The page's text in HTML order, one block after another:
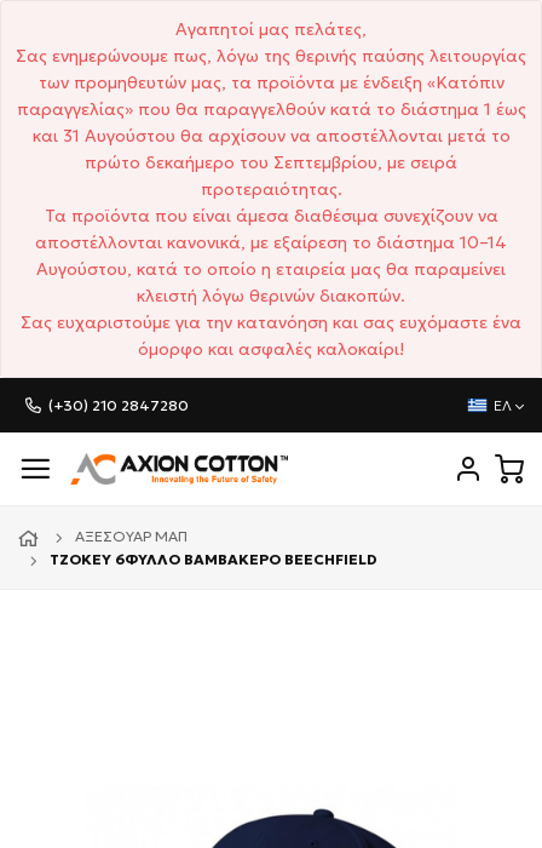
Αγαπητοί μας πελάτες,
Σας ενημερώνουμε πως, λόγω της θερινής παύσης λειτουργίας
των προμηθευτών μας, τα προϊόντα με ένδειξη «Κατόπιν
παραγγελίας» που θα παραγγελθούν κατά το διάστημα 1 έως
και 31 Αυγούστου θα αρχίσουν να αποστέλλονται μετά το
πρώτο δεκαήμερο του Σεπτεμβρίου, με σειρά
προτεραιότητας.
Τα προϊόντα που είναι άμεσα διαθέσιμα συνεχίζουν να
αποστέλλονται κανονικά, με εξαίρεση το διάστημα 10–14
Αυγούστου, κατά το οποίο η εταιρεία μας θα παραμείνει
κλειστή λόγω θερινών διακοπών.
Σας ευχαριστούμε για την κατανόηση και σας ευχόμαστε ένα
όμορφο και ασφαλές καλοκαίρι!
(+30) 210 2847280 ΕΛ
ΑΞΕΣΟΥΆΡ ΜΑΠ
ΤΖΟΚΕΥ 6ΦΥΛΛΟ ΒΑΜΒΑΚΕΡΟ BEECHFIELD